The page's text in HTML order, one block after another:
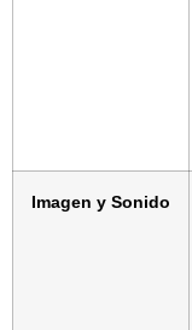
Imagen y Sonido